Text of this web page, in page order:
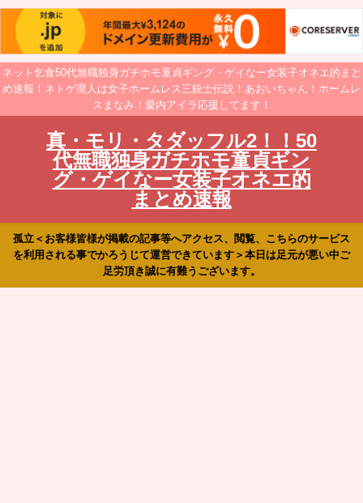
ネット乞食50代無職独身ガチホモ童貞ギング・ゲイなー女装子オネエ的まと
め速報！ネトゲ廃人は女子ホームレス三銃士伝説！あおいちゃん！ホームレ
スまなみ！愛内アイラ応援してます！
真・モリ・タダッフル2！！50
代無職独身ガチホモ童貞ギン
グ・ゲイなー女装子オネエ的
まとめ速報
孤立＜お客様皆様が掲載の記事等へアクセス、閲覧、こちらのサービス
を利用される事でかろうじて運営できています＞本日は足元が悪い中ご
足労頂き誠に有難うございます。